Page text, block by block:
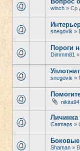
winch » Ср
snegovik »
Пороги
Dimmm81
snegovik »
nikita94
Личинка
Catmaps »
Боковые
Shaman »